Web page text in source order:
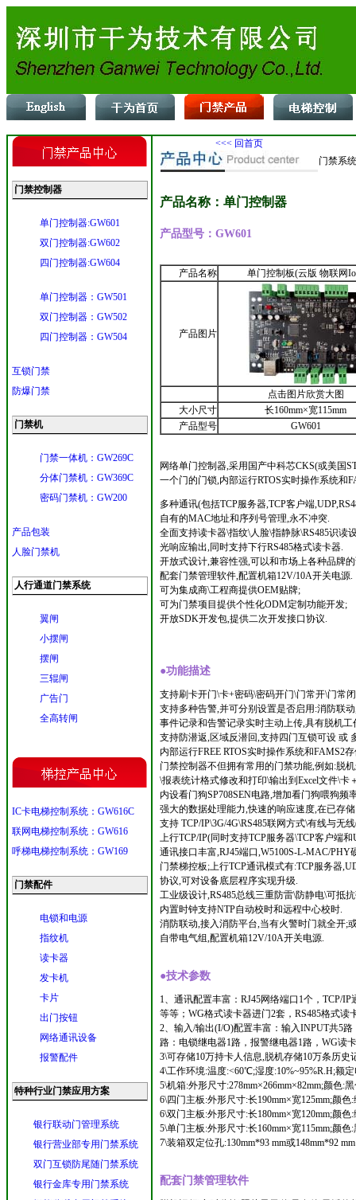
门禁控制器
单门控制器:GW601
双门控制器:GW602
四门控制器:GW604
单门控制器：GW501
双门控制器：GW502
四门控制器：GW504
互锁门禁
防爆门禁
门禁机
门禁一体机：GW269C
分体门禁机：GW369C
密码门禁机：GW200
产品包装
人脸门禁机
人行通道门禁系统
翼闸
小摆闸
摆闸
三辊闸
广告门
全高转闸
IC卡电梯控制系统：GW616C
联网电梯控制系统：GW616
呼梯电梯控制系统：GW169
门禁配件
电锁和电源
指纹机
读卡器
发卡机
卡片
出门按钮
网络通讯设备
报警配件
特种行业门禁应用方案
银行联动门管理系统
银行营业部专用门禁系统
双门互锁防尾随门禁系统
银行金库专用门禁系统
<<< 回首页
门禁系
产品名称：单门控制器
产品型号：GW601
产品名称 单门控制板(云版 物联网
产品图片
点击图片欣赏大图
大小尺寸
长160mm×宽115mm
产品型号
GW601
网络单门控制器,采用国产中科芯CKS(或美国
一个门的门锁,内部运行RTOS实时操作系统和
多种通讯(包括TCP服务器,TCP客户端
自有的MAC地址和序列号管理,永不冲突.
全面支持读卡器\指纹\人脸\指静脉\RS485识读
光响应输出,同时支持下行RS485格式读卡器.
开放式设计,兼容性强,可以和市场上各种品牌
配套门禁管理软件,配置机箱12V/10A开关电源.
可为集成商\工程商提供OEM贴牌;
可为门禁项目提供个性化ODM定制功能开发;
开放SDK开发包,提供二次开发接口协议.
●功能描述
支持刷卡开门\卡+密码\密码开门\门常开\门常
支持多种告警,并可分别设置是否启用:消防联
事件记录和告警记录实时主动上传,具有脱机
支持防潜返,区域反潜回,支持四门互锁可设 或
内部运行FREE RTOS实时操作系统和FAMS2
门禁控制器不但拥有常用的门禁功能,例如:脱
\报表统计格式修改和打印\输出到Excel文件\
内设看门狗SP708SEN电路,增加看门狗喂狗频
强大的数据处理能力,快速的响应速度,在已存
支持 TCP/IP\3G/4G\RS485联网方式\有线与
上行TCP/IP(同时支持TCP服务器\TCP客户端
通讯接口丰富,RJ45端口,W5100S-L-MAC/
门禁梯控板;上行TCP通讯模式有:TCP服务器
协议,可对设备底层程序实现升级.
工业级设计,RS485总线三重防雷\防静电\可抵
内置时钟支持NTP自动校时和远程中心校时.
消防联动,接入消防平台,当有火警时门就全开;
自带电气组,配置机箱12V/10A开关电源.
●技术参数
1、通讯配置丰富：RJ45网络端口1个，TCP/
等等；WG格式读卡器进门2套，RS485格式读
2、输入/输出(I/O)配置丰富：输入INPUT共5
路：电锁继电器1路，报警继电器1路，WG读
3\可存储10万持卡人信息,脱机存储10万条历史
4\工作环境:温度:<60℃;湿度:10%~95%R.H;额
5\机箱:外形尺寸:278mm×266mm×82mm;颜色:
6\四门主板:外形尺寸:长190mm×宽125mm;颜色
6\双门主板:外形尺寸:长180mm×宽120mm;颜色
5\单门主板:外形尺寸:长160mm×宽115mm;颜色
7\装箱双定位孔:130mm*93 mm或148mm*92 mm
配套门禁管理软件